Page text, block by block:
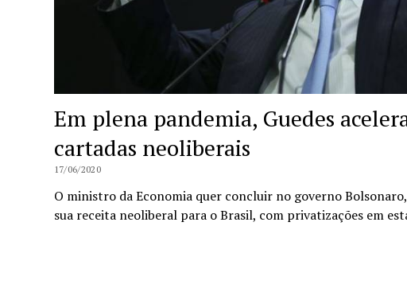
Em plena pandemia, Guedes
cartadas neoliberais
17/06/2020
O ministro da Economia quer concluir no governo
sua receita neoliberal para o Brasil, com privatizações em